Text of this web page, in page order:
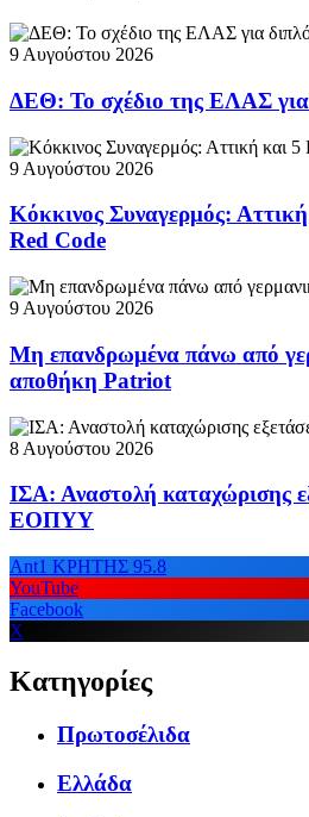
9 Αυγούστου 2026
ΔΕΘ: Το σχέδιο της ΕΛΑΣ για
9 Αυγούστου 2026
Κόκκινος Συναγερμός: Αττική
Red Code
9 Αυγούστου 2026
Μη επανδρωμένα πάνω από
αποθήκη Patriot
8 Αυγούστου 2026
ΙΣΑ: Αναστολή καταχώρισης
ΕΟΠΥΥ
Ant1 ΚΡΗΤΗΣ 95.8
YouTube
Facebook
X
Κατηγορίες
Πρωτοσέλιδα
Ελλάδα